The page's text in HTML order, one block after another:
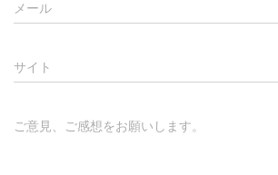
メール
サイト
ご意見、ご感想をお願いします。